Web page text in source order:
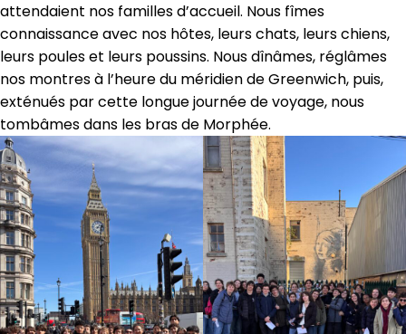
attendaient nos familles d’accueil. Nous fîmes
connaissance avec nos hôtes, leurs chats, leurs chiens,
leurs poules et leurs poussins. Nous dînâmes, réglâmes
nos montres à l’heure du méridien de Greenwich, puis,
exténués par cette longue journée de voyage, nous
tombâmes dans les bras de Morphée.